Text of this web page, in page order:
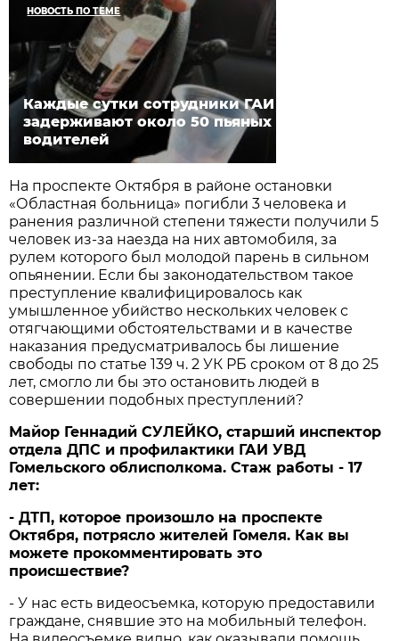
НОВОСТЬ ПО ТЕМЕ
Каждые сутки сотрудники ГАИ
задерживают около 50 пьяных
водителей
На проспекте Октября в районе остановки
«Областная больница» погибли 3 человека и
ранения различной степени тяжести получили 5
человек из-за наезда на них автомобиля, за
рулем которого был молодой парень в сильном
опьянении. Если бы законодательством такое
преступление квалифицировалось как
умышленное убийство нескольких человек с
отягчающими обстоятельствами и в качестве
наказания предусматривалось бы лишение
свободы по статье 139 ч. 2 УК РБ сроком от 8 до 25
лет, смогло ли бы это остановить людей в
совершении подобных преступлений?
Майор Геннадий СУЛЕЙКО, старший инспектор
отдела ДПС и профилактики ГАИ УВД
Гомельского облисполкома. Стаж работы - 17
лет:
- ДТП, которое произошло на проспекте
Октября, потрясло жителей Гомеля. Как вы
можете прокомментировать это
происшествие?
- У нас есть видеосъемка, которую предоставили
граждане, снявшие это на мобильный телефон.